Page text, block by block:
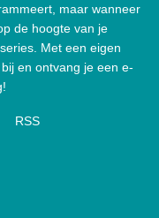
maar wanneer
de hoogte van je
Met een eigen
en ontvang je een e-
RSS